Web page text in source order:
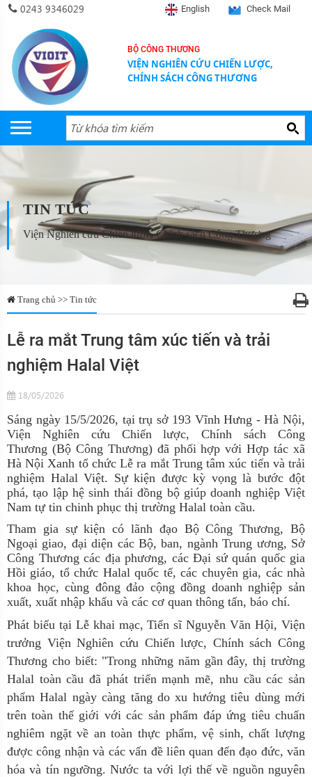
0243 9346029 English Check Mail
BỘ CÔNG THƯƠNG
VIỆN NGHIÊN CỨU CHIẾN LƯỢC,
CHÍNH SÁCH CÔNG THƯƠNG
TIN TỨC
Viện Nghiên cứu Chiến lược, Chính sách Công Thương
Trang chủ >> Tin tức
Lễ ra mắt Trung tâm xúc tiến và trải
nghiệm Halal Việt
18/05/2026
Sáng ngày 15/5/2026, tạitrụ sở193 Vĩnh Hưng -Hà Nội,
Viện Nghiên cứu Chiến lược, Chính sách Công
Thương (Bộ Công Thương) đãphối hợp với Hợp tác xã
Hà Nội Xanh tổ chứcLễ ra mắt Trung tâm xúc tiến và trải
nghiệm Halal Việt. Sự kiện được kỳ vọng là bước đột
phá, tạo lập hệ sinh thái đồng bộ giúp doanh nghiệp Việt
Nam tự tin chinh phục thị trường Halal toàn cầu.
Tham gia sự kiện có lãnh đạo Bộ Công Thương, Bộ
Ngoại giao, đại diện các Bộ, ban, ngành Trung ương, Sở
Công Thương các địa phương, các Đại sứ quán quốc gia
Hồi giáo, tổ chức Halal quốc tế,các chuyên gia, các nhà
khoa học, cùng đông đảo cộng đồng doanh nghiệp sản
xuất, xuất nhập khẩu và các cơ quan thông tấn, báo chí.
Phát biểu tại Lễ khai mạc, Tiến sĩ Nguyễn Văn Hội, Viện
trưởng Viện Nghiên cứu Chiến lược, Chính sách Công
Thương cho biết: "Trong những nămgần đây, thị trường
Halal toàn cầu đã phát triển mạnh mẽ, nhu cầu các sản
phẩm Halal ngày càng tăng do xu hướng tiêu dùng mới
trên toàn thế giới với các sản phẩm đáp ứng tiêu chuẩn
nghiêm ngặt về an toàn thực phẩm, vệ sinh, chất lượng
được công nhận và các vấn đề liên quan đến đạo đức, văn
hóa và tín ngưỡng. Nước ta với lợi thế về nguồn nguyên